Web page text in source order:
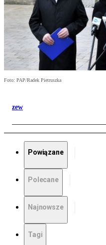
Foto: PAP/Radek Pietruszka
zew
Powiązane
Polecane
Najnowsze
Tagi